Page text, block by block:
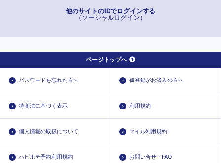
他のサイトのIDでログインする
（ソーシャルログイン）
ページトップへ
パスワードを忘れた方へ 仮登録がお済みの方へ
特商法に基づく表示 利用規約
個人情報の取扱について マイル利用規約
ハピホテ予約利用規約 お問い合せ・FAQ